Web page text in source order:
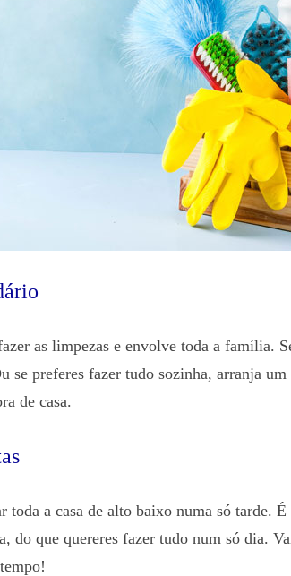
as limpezas e envolve toda a família.
se preferes fazer tudo sozinha, arranja
de casa.
a casa de alto baixo numa só tarde.
do que quereres fazer tudo num só dia.